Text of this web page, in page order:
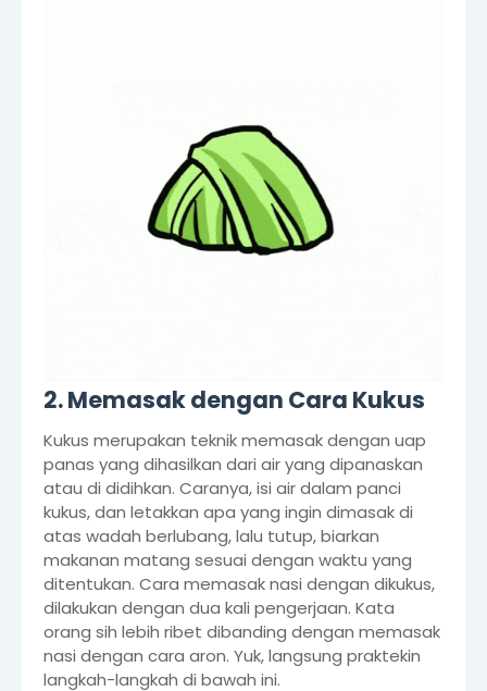
2. Memasak dengan Cara Kukus
Kukus merupakan teknik memasak dengan uap
panas yang dihasilkan dari air yang dipanaskan
atau di didihkan. Caranya, isi air dalam panci
kukus, dan letakkan apa yang ingin dimasak di
atas wadah berlubang, lalu tutup, biarkan
makanan matang sesuai dengan waktu yang
ditentukan. Cara memasak nasi dengan dikukus,
dilakukan dengan dua kali pengerjaan. Kata
orang sih lebih ribet dibanding dengan memasak
nasi dengan cara aron. Yuk, langsung praktekin
langkah-langkah di bawah ini.